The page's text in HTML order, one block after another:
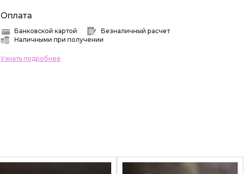
Оплата
Банковской картой
Безналичный расчет
Наличными при получении
Узнать подробнее